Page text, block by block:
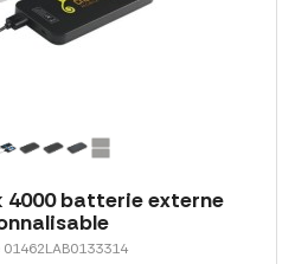
4000 batterie externe